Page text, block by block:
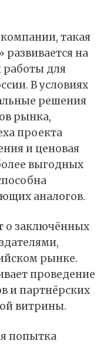
такая
на
работы для
. В условиях
решения
рынка,
проекта
и ценовая
выгодных
аналогов.
о заключённых
рынке.
проведение
и партнёрских
витрины.
попытка